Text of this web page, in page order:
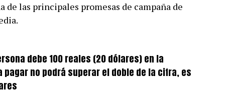
de las principales promesas de campaña de
debe 100 reales (20 dólares) en la
no podrá superar el doble de la cifra, es